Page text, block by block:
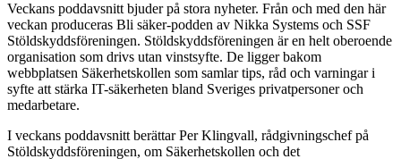
Veckans poddavsnitt bjuder på stora nyheter. Från och med den här
veckan produceras Bli säker-podden av Nikka Systems och SSF
Stöldskyddsföreningen. Stöldskyddsföreningen är en helt oberoende
organisation som drivs utan vinstsyfte. De ligger bakom
webbplatsen Säkerhetskollen som samlar tips, råd och varningar i
syfte att stärka IT-säkerheten bland Sveriges privatpersoner och
medarbetare.
I veckans poddavsnitt berättar Per Klingvall, rådgivningschef på
Stöldskyddsföreningen, om Säkerhetskollen och det